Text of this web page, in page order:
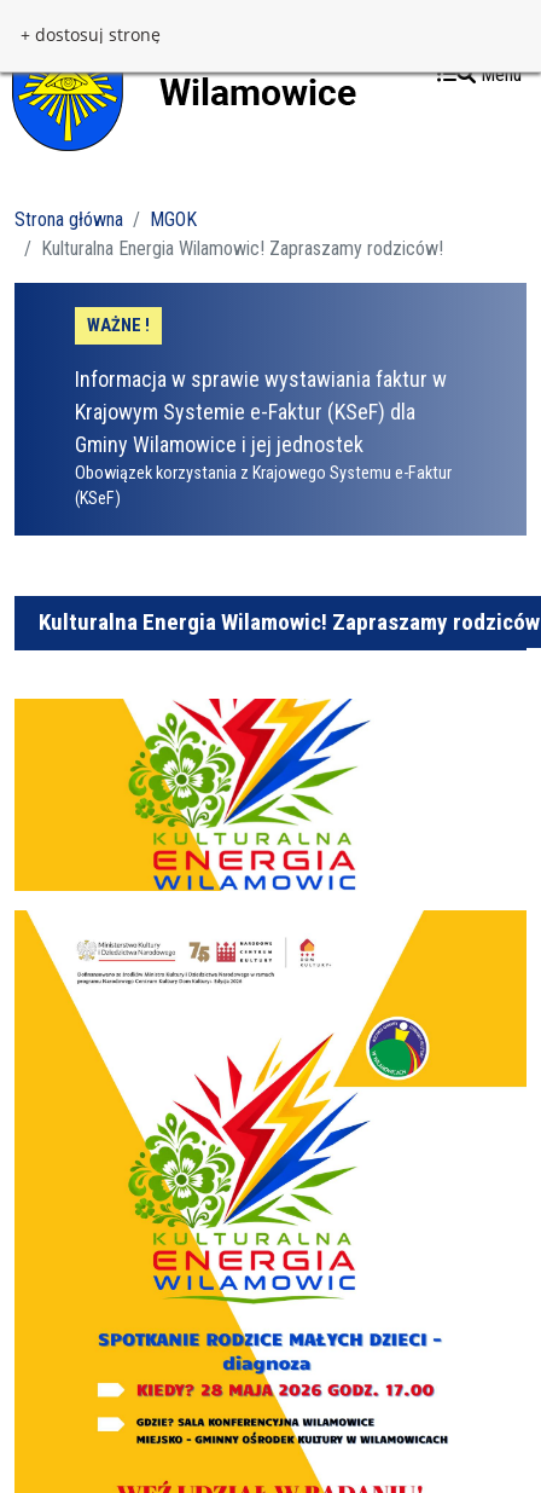
+ dostosuj stronę
Menu
Strona główna
MGOK
Kulturalna Energia Wilamowic! Zapraszamy rodziców!
WAŻNE !
Informacja w sprawie wystawiania faktur w
Krajowym Systemie e-Faktur (KSeF) dla
Gminy Wilamowice i jej jednostek
Obowiązek korzystania z Krajowego Systemu e-Faktur
(KSeF)
Kulturalna Energia Wilamowic! Zapraszamy